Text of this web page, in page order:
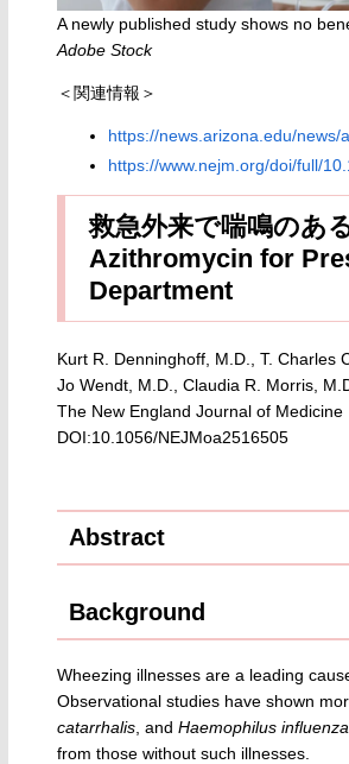
A newly published study shows no
Adobe Stock
＜関連情報＞
https://news.arizona.edu/
https://www.nejm.org/doi/full/
救急外来で喘鳴のあ
Azithromycin for
Department
Kurt R. Denninghoff, M.D., T. Charles
Jo Wendt, M.D., Claudia R. Morris,
The New England Journal of
DOI:10.1056/NEJMoa2516505
Abstract
Background
Wheezing illnesses are a leading
Observational studies have shown
catarrhalis, and Haemophilus
from those without such illnesses.